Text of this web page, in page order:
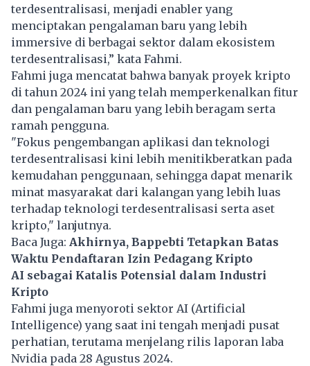
terdesentralisasi, menjadi enabler yang
menciptakan pengalaman baru yang lebih
immersive di berbagai sektor dalam ekosistem
terdesentralisasi,” kata Fahmi.
Fahmi juga mencatat bahwa banyak proyek kripto
di tahun 2024 ini yang telah memperkenalkan fitur
dan pengalaman baru yang lebih beragam serta
ramah pengguna.
"Fokus pengembangan aplikasi dan teknologi
terdesentralisasi kini lebih menitikberatkan pada
kemudahan penggunaan, sehingga dapat menarik
minat masyarakat dari kalangan yang lebih luas
terhadap teknologi terdesentralisasi serta aset
kripto," lanjutnya.
Baca Juga: Akhirnya, Bappebti Tetapkan Batas
Waktu Pendaftaran Izin Pedagang Kripto
AI sebagai Katalis Potensial dalam Industri
Kripto
Fahmi juga menyoroti sektor AI (Artificial
Intelligence) yang saat ini tengah menjadi pusat
perhatian, terutama menjelang rilis laporan laba
Nvidia pada 28 Agustus 2024.